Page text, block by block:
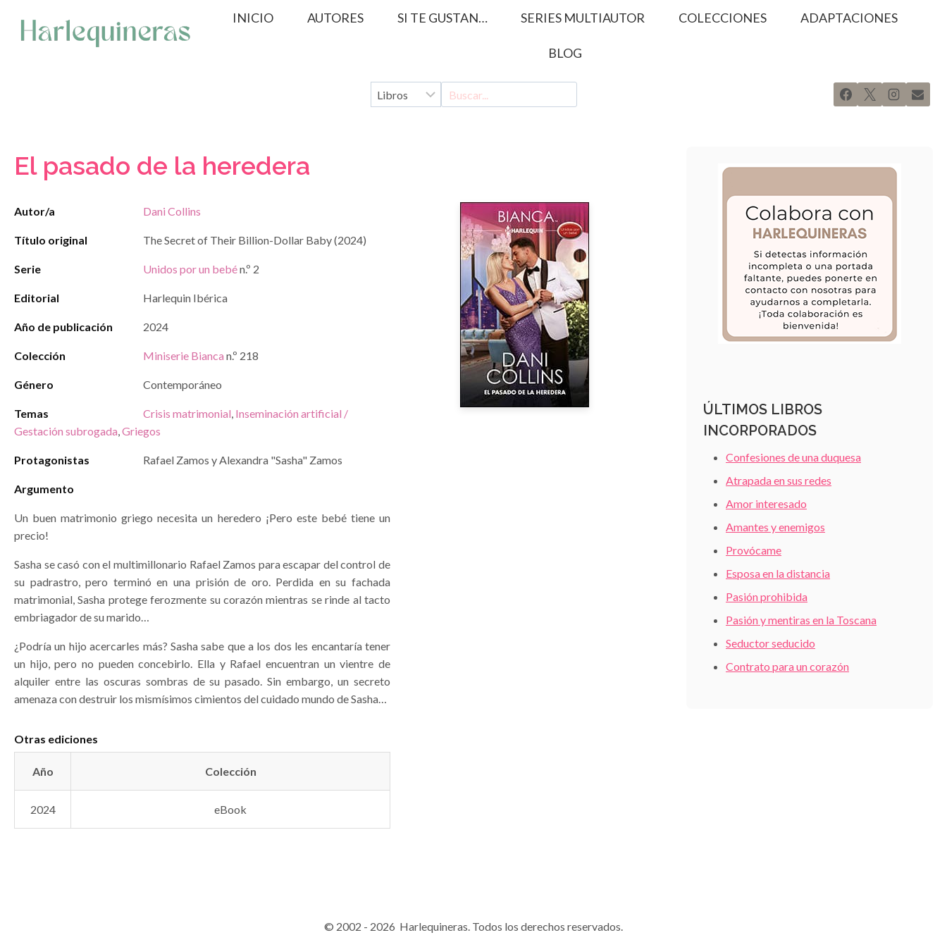
contenido
INICIO AUTORES SI TE GUSTAN… SERIES MULTIAUTOR COLECCIONES ADAPTACIONES
BLOG
El pasado de la heredera
Autor/a Dani Collins
Título original The Secret of Their Billion-Dollar Baby (2024)
Serie Unidos por un bebén.º 2
Editorial Harlequin Ibérica
Año de publicación 2024
Colección Miniserie Bianca n.º 218
Género Contemporáneo
Temas Crisis matrimonial, Inseminación artificial /
Gestación subrogada,Griegos
Protagonistas Rafael Zamos y Alexandra "Sasha" Zamos
Argumento
Un buen matrimonio griego necesita un heredero ¡Pero este bebé tiene un
precio!
Sasha se casó con el multimillonario Rafael Zamos para escapar del control de
su padrastro, pero terminó en una prisión de oro. Perdida en su fachada
matrimonial, Sasha protege ferozmente su corazón mientras se rinde al tacto
embriagador de su marido…
¿Podría un hijo acercarles más? Sasha sabe que a los dos les encantaría tener
un hijo, pero no pueden concebirlo. Ella y Rafael encuentran un vientre de
alquiler entre las oscuras sombras de su pasado. Sin embargo, un secreto
amenaza con destruir los mismísimos cimientos del cuidado mundo de Sasha…
Otras ediciones
Año Colección
2024 eBook
ÚLTIMOS LIBROS
INCORPORADOS
Confesiones de una duquesa
Atrapada en sus redes
Amor interesado
Amantes y enemigos
Provócame
Esposa en la distancia
Pasión prohibida
Pasión y mentiras en la Toscana
Seductor seducido
Contrato para un corazón
© 2002 - 2026 Harlequineras. Todos los derechos reservados.